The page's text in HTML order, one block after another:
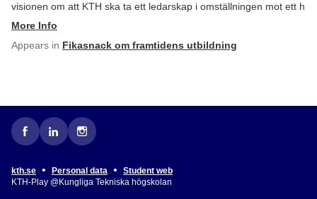
visionen om att KTH ska ta ett ledarskap i omställningen mot ett h
More Info
Appears in Fikasnack om framtidens utbildning
kth.se • Personal data •
Student web
KTH-Play @Kungliga Tekniska högskolan